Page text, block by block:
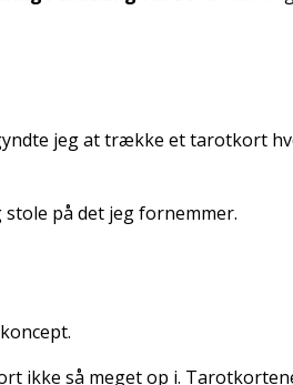
jeg at trække et tarotkort
stole på det jeg fornemmer.
ikke så meget op i.